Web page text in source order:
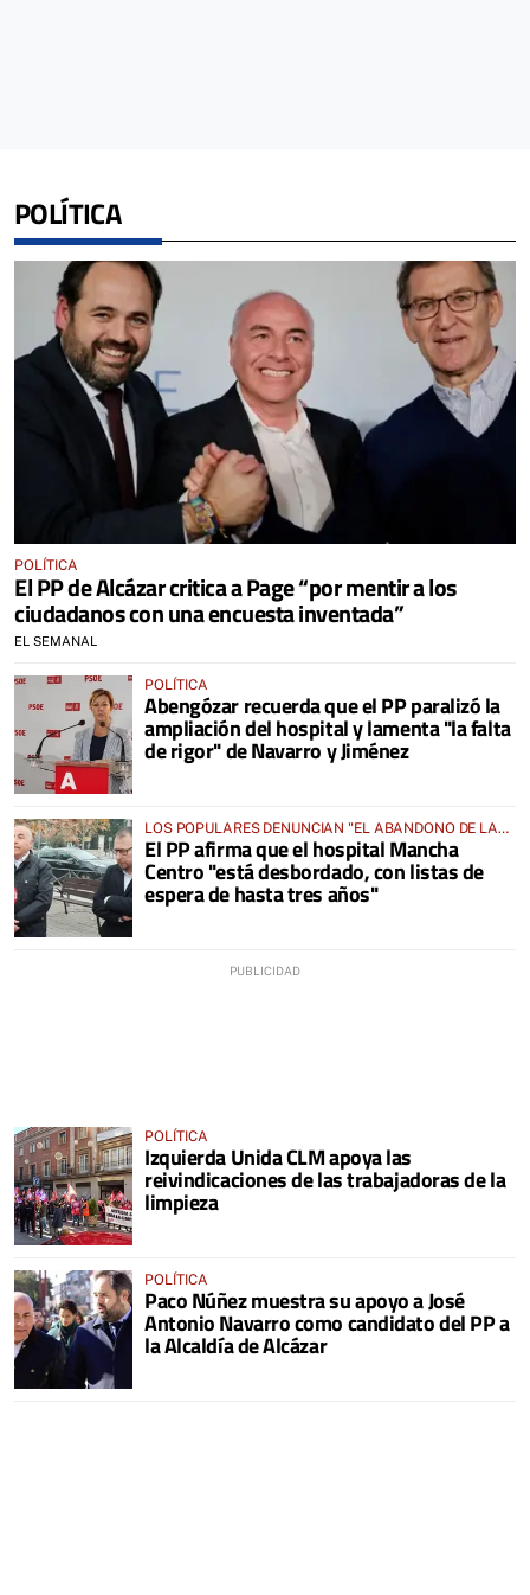
POLÍTICA
POLÍTICA
El PP de Alcázar critica a Page “por mentir a los
ciudadanos con una encuesta inventada”
EL SEMANAL
POLÍTICA
Abengózar recuerda que el PP paralizó la
ampliación del hospital y lamenta "la falta
de rigor" de Navarro y Jiménez
LOS POPULARES DENUNCIAN "EL ABANDONO DE LA
SANIDAD"
El PP afirma que el hospital Mancha
Centro "está desbordado, con listas de
espera de hasta tres años"
POLÍTICA
Izquierda Unida CLM apoya las
reivindicaciones de las trabajadoras de la
limpieza
POLÍTICA
Paco Núñez muestra su apoyo a José
Antonio Navarro como candidato del PP a
la Alcaldía de Alcázar